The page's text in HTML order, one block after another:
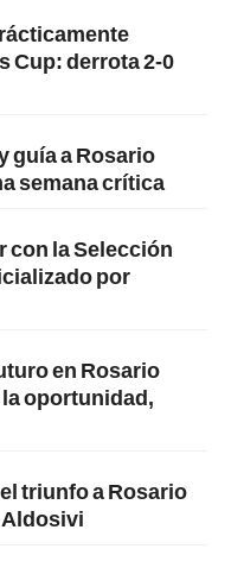
Cup: derrota 2-0
guía a Rosario
semana crítica
con la Selección
por
en Rosario
oportunidad,
triunfo a Rosario
Aldosivi